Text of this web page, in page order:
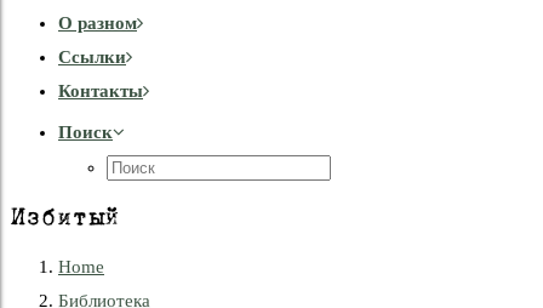
О разном
Cсылки
Контакты
Поиск
Избитый
Home
Библиотека